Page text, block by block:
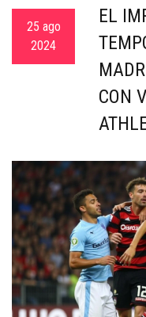
25 ago
2024
EL
CON